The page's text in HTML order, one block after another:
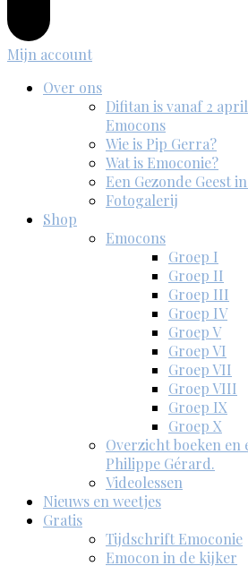
Mijn account
Over ons
Difitan is vanaf 2
Emocons
Wie is Pip Gerra?
Wat is Emoconie?
Een Gezonde Geest
Fotogalerij
Shop
Emocons
Groep I
Groep II
Groep III
Groep IV
Groep V
Groep VI
Groep VII
Groep VIII
Groep IX
Groep X
Overzicht boeken en
Philippe Gérard.
Videolessen
Nieuws en weetjes
Gratis
Tijdschrift Emoconie
Emocon in de kijker